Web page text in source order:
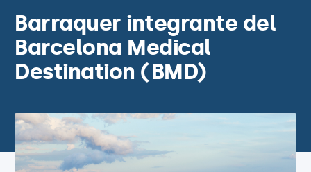
Barraquer integrante del
Barcelona Medical
Destination (BMD)